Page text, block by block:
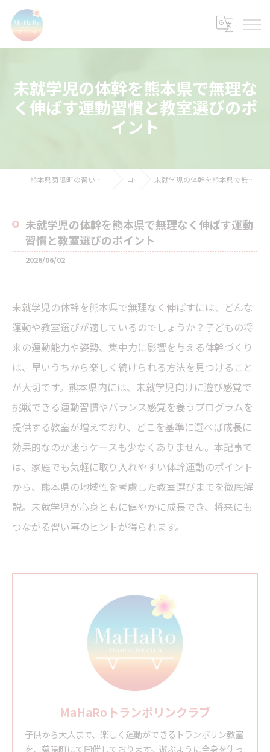
未就学児の体幹を熊本県で無理な
く伸ばす運動習慣と教室選びのポ
イント
熊本県菊陽町の習い事ならMaHaRoトランポリンクラブ コラム 未就学児の体幹を熊本県で無理なく伸ばす運動習慣と教室選びのポイント
未就学児の体幹を熊本県で無理なく伸ばす運動
習慣と教室選びのポイント
2026/06/02
未就学児の体幹を熊本県で無理なく伸ばすには、どんな
運動や教室選びが適しているのでしょうか？子どもの将
来の運動能力や姿勢、集中力に影響を与える体幹づくり
は、早いうちから楽しく続けられる方法を見つけること
が大切です。熊本県内には、未就学児向けに遊び感覚で
挑戦できる運動習慣やバランス感覚を養うプログラムを
提供する教室が増えており、どこを基準に選べば成長に
効果的なのか迷うケースも少なくありません。本記事で
は、家庭でも気軽に取り入れやすい体幹運動のポイント
から、熊本県の地域性を考慮した教室選びまでを徹底解
説。未就学児が心身ともに健やかに成長でき、将来にも
つながる習い事のヒントが得られます。
MaHaRoトランポリンクラブ
子供から大人まで、楽しく運動ができるトランポリン教室
を、菊陽町にて開催しております。遊ぶように全身を使っ